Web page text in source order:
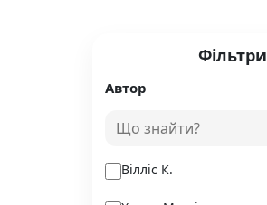
Фільтри
Автор
Вілліс К.